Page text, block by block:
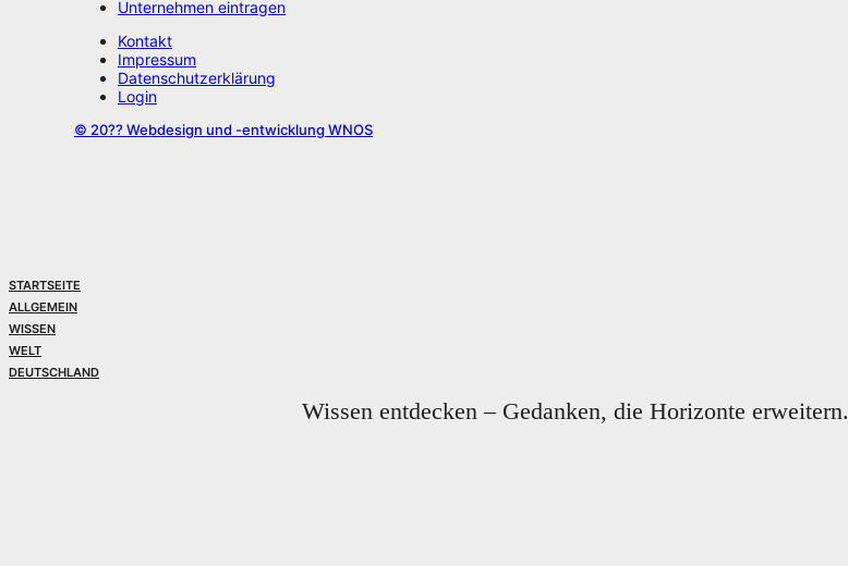
Unternehmen eintragen
Kontakt
Impressum
Datenschutzerklärung
Login
© 20??Webdesign und -entwicklung WNOS
STARTSEITE
ALLGEMEIN
WISSEN
WELT
DEUTSCHLAND
Wissen entdecken – Gedanken, die Horizonte erweitern.